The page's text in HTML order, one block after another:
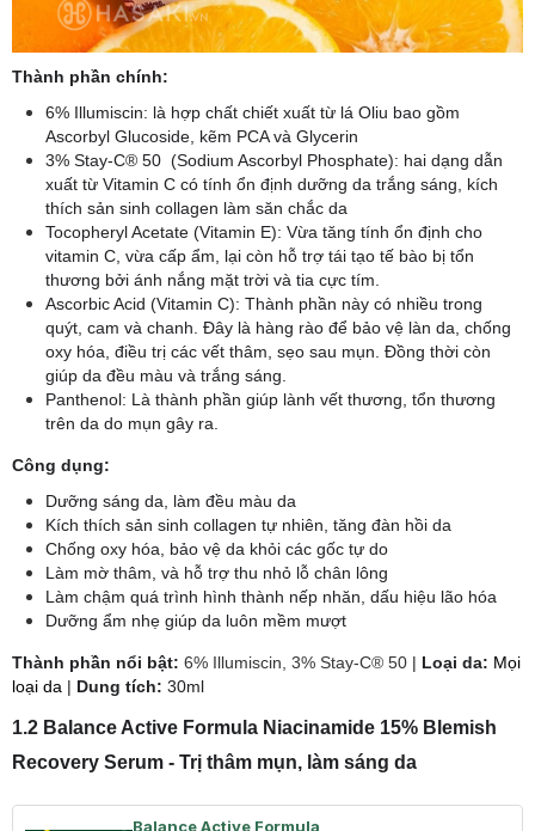
Thành phần chính:
6% Illumiscin: là hợp chất chiết xuất từ lá Oliu bao gồm
Ascorbyl Glucoside, kẽm PCA và Glycerin
3% Stay-C® 50 (Sodium Ascorbyl Phosphate): hai dạng dẫn
xuất từ Vitamin C có tính ổn định dưỡng da trắng sáng, kích
thích sản sinh collagen làm săn chắc da
Tocopheryl Acetate (Vitamin E): Vừa tăng tính ổn định cho
vitamin C, vừa cấp ẩm, lại còn hỗ trợ tái tạo tế bào bị tổn
thương bởi ánh nắng mặt trời và tia cực tím.
Ascorbic Acid (Vitamin C): Thành phần này có nhiều trong
quýt, cam và chanh. Đây là hàng rào để bảo vệ làn da, chống
oxy hóa, điều trị các vết thâm, sẹo sau mụn. Đồng thời còn
giúp da đều màu và trắng sáng.
Panthenol: Là thành phần giúp lành vết thương, tổn thương
trên da do mụn gây ra.
Công dụng:
Dưỡng sáng da, làm đều màu da
Kích thích sản sinh collagen tự nhiên, tăng đàn hồi da
Chống oxy hóa, bảo vệ da khỏi các gốc tự do
Làm mờ thâm, và hỗ trợ thu nhỏ lỗ chân lông
Làm chậm quá trình hình thành nếp nhăn, dấu hiệu lão hóa
Dưỡng ẩm nhẹ giúp da luôn mềm mượt
​Thành phần nổi bật: 6% Illumiscin, 3% Stay-C® 50 | Loại da: Mọi
loại da | Dung tích: 30ml
1.2 Balance Active Formula Niacinamide 15% Blemish
Recovery Serum - Trị thâm mụn, làm sáng da
Balance Active Formula